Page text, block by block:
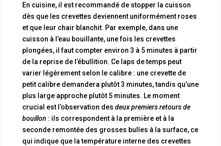
En cuisine, il est recommandé de stopper la cuisson
dès que les crevettes deviennent uniformément roses
et que leur chair blanchit. Par exemple, dans une
cuisson à l’eau bouillante, une fois les crevettes
plongées, il faut compter environ 3 à 5 minutes à partir
de la reprise de l’ébullition. Ce laps de temps peut
varier légèrement selon le calibre : une crevette de
petit calibre demandera plutôt 3 minutes, tandis qu’une
plus large approche plutôt 5 minutes. Le moment
crucial est l’observation des deux premiers retours de
bouillon : ils correspondent à la première et à la
seconde remontée des grosses bulles à la surface, ce
qui indique que la température interne des crevettes